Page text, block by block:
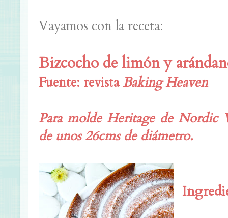
Vayamos con la receta:
Bizcocho de limón y
Fuente: revistaBaking Heaven
Para molde Heritage de Nordic
de unos 26cms de diámetro.